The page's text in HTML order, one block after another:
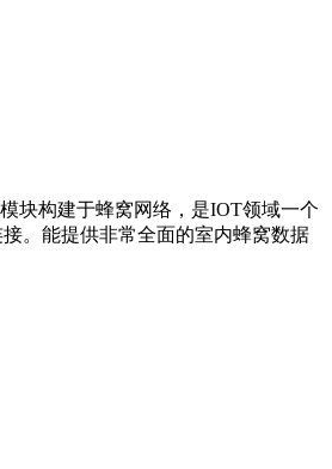
块构建于蜂窝网络，是IOT领域一个
。能提供非常全面的室内蜂窝数据